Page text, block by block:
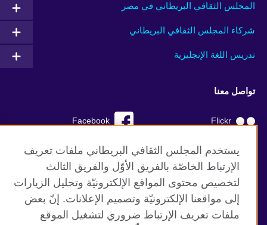
المجلس الثقافي البريطاني في مصر
شركاء المجلس الثقافي البريطاني
تدريس اللغة الإنجليزية
تواصل معنا
Facebook Flickr
YouTube RSS
TikTok
يستخدم المجلس الثقافي البريطاني ملفات تعريف
الإرتباط الخاصّة بالفريق الأوّل والفريق الثالث
لتخصيص محتوى المواقع الإلكترونيّة وتحليل الزيارات
إلى مواقعنا الإلكترونيّة وتصميم الإعلانات. إنّ بعض
ملفات تعريف الإرتباط ضروري لتشغيل الموقع